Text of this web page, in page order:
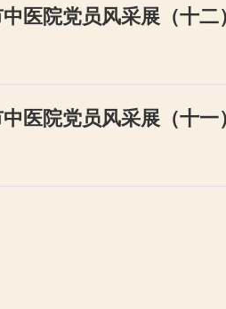
中医院党员风采展（十
中医院党员风采展（十